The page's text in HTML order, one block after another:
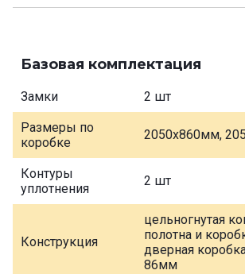
Базовая комплектация
Замки 2 шт
Размеры по
коробке
2050х860мм,
Контуры
уплотнения
2 шт
Конструкция
цельногнутая
полотна и
дверная
86мм